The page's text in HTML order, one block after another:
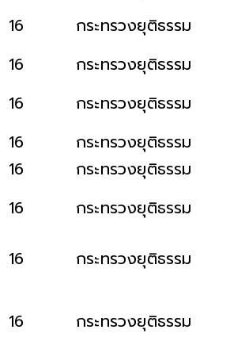
16
กระทรวงยุติธรรม
16
กระทรวงยุติธรรม
16
กระทรวงยุติธรรม
16
กระทรวงยุติธรรม
16
กระทรวงยุติธรรม
16
กระทรวงยุติธรรม
16
กระทรวงยุติธรรม
16 กระทรวงยุติธรรม